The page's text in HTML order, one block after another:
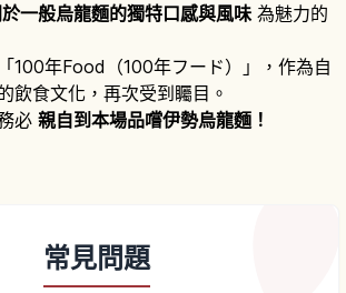
一般烏龍麵的獨特口感與風味 為魅力的
100年Food（100年フード）」，作為自
飲食文化，再次受到矚目。
必 親自到本場品嚐伊勢烏龍麵！
常見問題